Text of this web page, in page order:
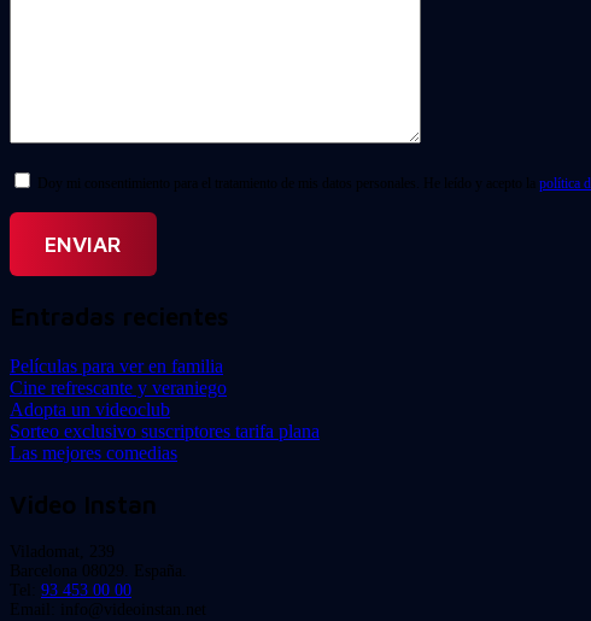
Doy mi consentimiento para el tratamiento de mis datos personales. He leído y acepto la política
Entradas recientes
Películas para ver en familia
Cine refrescante y veraniego
Adopta un videoclub
Sorteo exclusivo suscriptores tarifa plana
Las mejores comedias
Video Instan
Viladomat, 239
Barcelona 08029. España.
Tel: 93 453 00 00
Email: info@videoinstan.net